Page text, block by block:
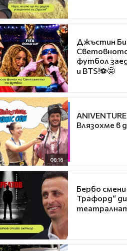
Джъстин
футбол
и BTS!⚽🤩
08:16
Влязохме в
Бербо
Трафорд“